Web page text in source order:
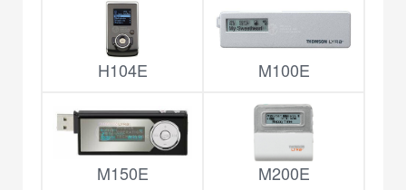
H104E M100E
M150E M200E